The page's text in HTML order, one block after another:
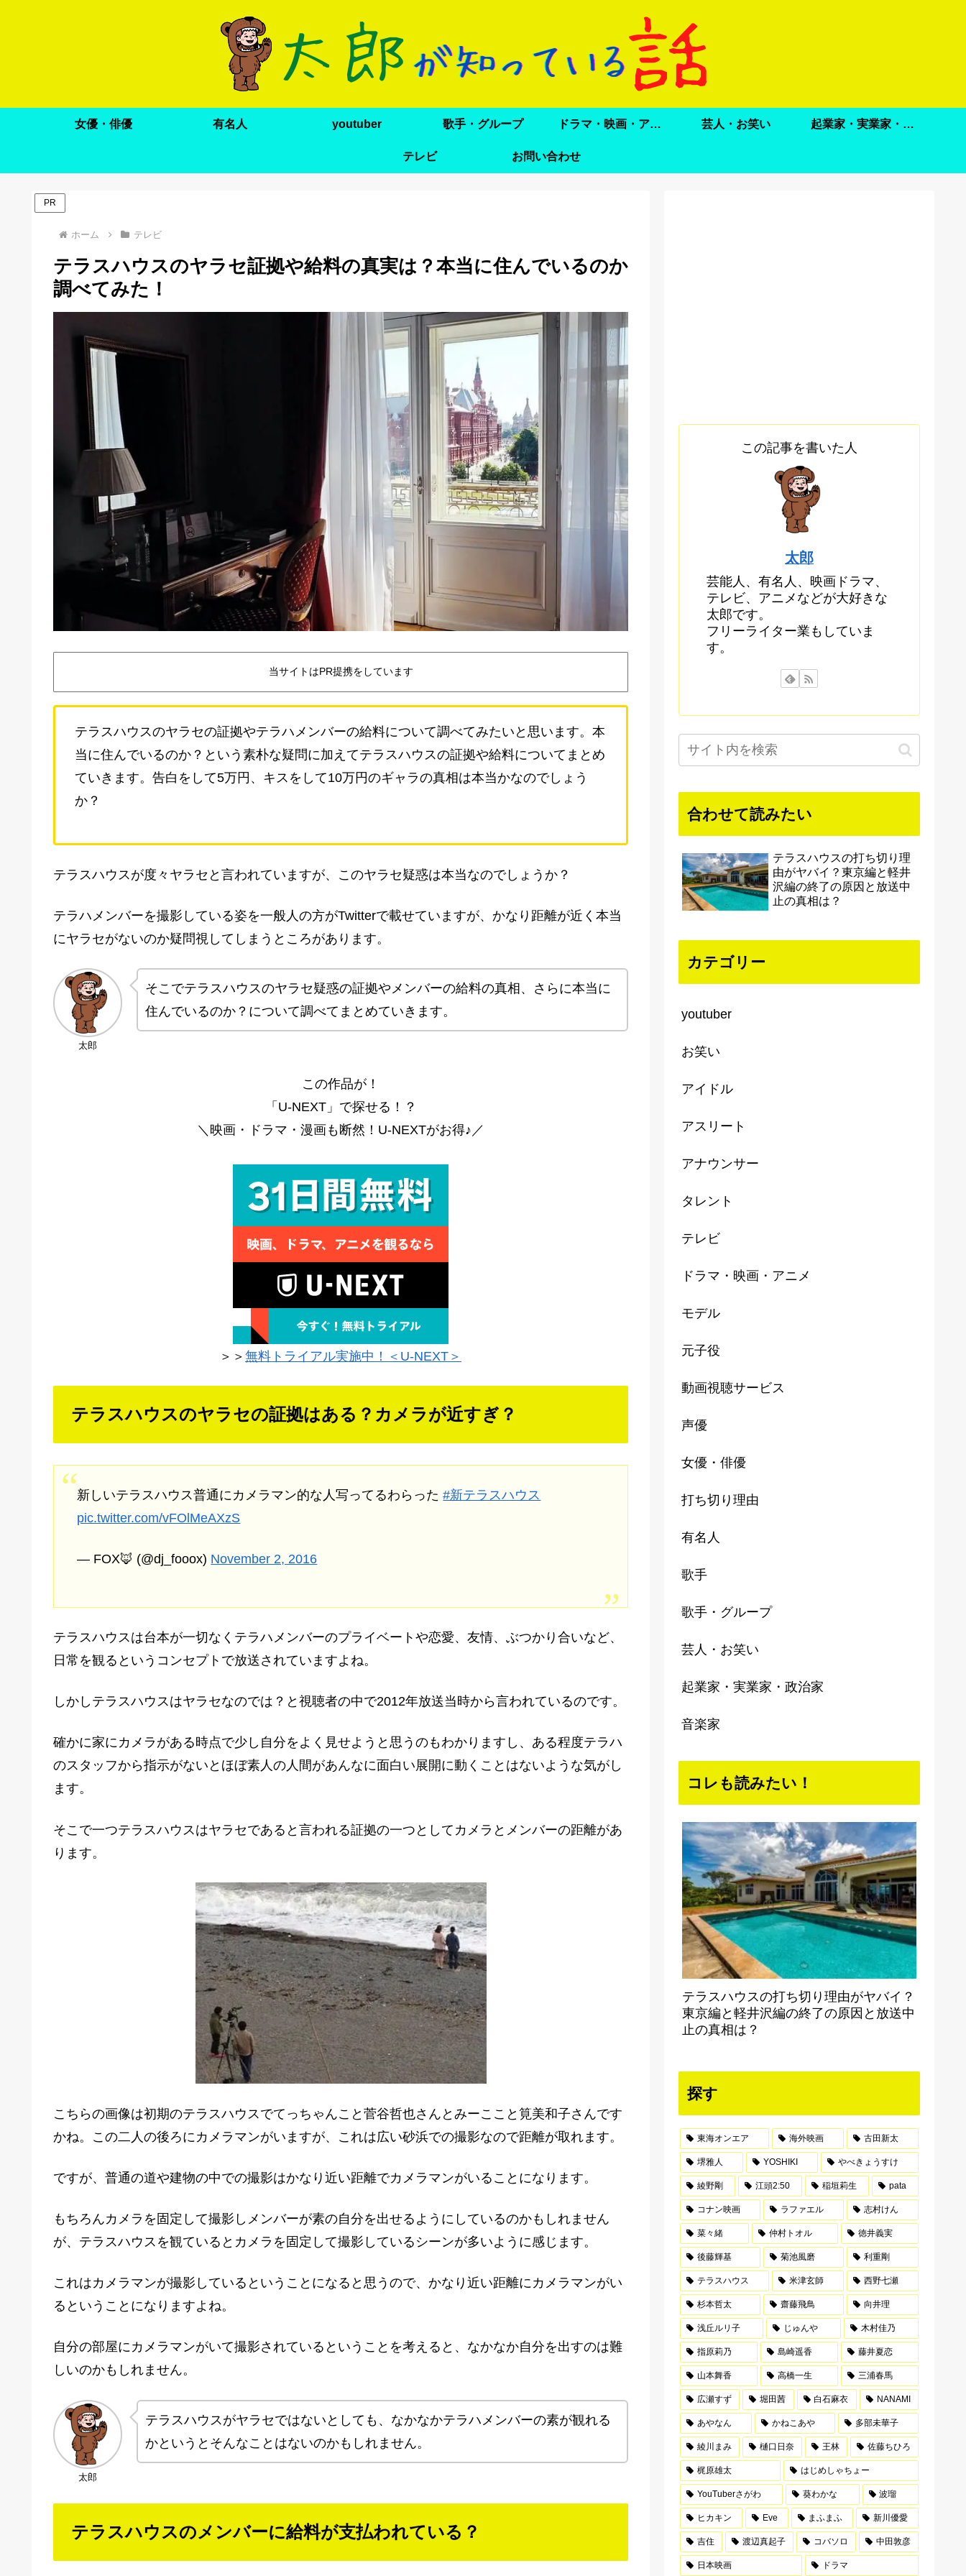
女優・俳優 有名人 youtuber 歌手・グループ ドラマ・映画・アニメ 芸人・お笑い 起業家・実業家・政治家
テレビ お問い合わせ
PR
ホーム テレビ
テラスハウスのヤラセ証拠や給料の真実は？本当に住んでいるのか
調べてみた！
当サイトはPR提携をしています
テラスハウスのヤラセの証拠やテラハメンバーの給料について調べてみたいと思います。本
当に住んでいるのか？という素朴な疑問に加えてテラスハウスの証拠や給料についてまとめ
ていきます。告白をして5万円、キスをして10万円のギャラの真相は本当かなのでしょう
か？
テラスハウスが度々ヤラセと言われていますが、このヤラセ疑惑は本当なのでしょうか？
テラハメンバーを撮影している姿を一般人の方がTwitterで載せていますが、かなり距離が近く本当
にヤラセがないのか疑問視してしまうところがあります。
太郎
そこでテラスハウスのヤラセ疑惑の証拠やメンバーの給料の真相、さらに本当に
住んでいるのか？について調べてまとめていきます。
この作品が！
「U-NEXT」で探せる！？
＼映画・ドラマ・漫画も断然！U-NEXTがお得♪／
＞＞ 無料トライアル実施中！＜U-NEXT＞
テラスハウスのヤラセの証拠はある？カメラが近すぎ？
新しいテラスハウス普通にカメラマン的な人写ってるわらった#新テラスハウス
pic.twitter.com/vFOlMeAXzS
— FOX🦊 (@dj_fooox) November 2, 2016
テラスハウスは台本が一切なくテラハメンバーのプライベートや恋愛、友情、ぶつかり合いなど、
日常を観るというコンセプトで放送されていますよね。
しかしテラスハウスはヤラセなのでは？と視聴者の中で2012年放送当時から言われているのです。
確かに家にカメラがある時点で少し自分をよく見せようと思うのもわかりますし、ある程度テラハ
のスタッフから指示がないとほぼ素人の人間があんなに面白い展開に動くことはないような気がし
ます。
そこで一つテラスハウスはヤラセであると言われる証拠の一つとしてカメラとメンバーの距離があ
ります。
こちらの画像は初期のテラスハウスでてっちゃんこと菅谷哲也さんとみーここと筧美和子さんです
かね。この二人の後ろにカメラマンがいますが、これは広い砂浜での撮影なので距離が取れます。
ですが、普通の道や建物の中での撮影はかなり近い距離でカメラマンがいることになります。
もちろんカメラを固定して撮影しメンバーが素の自分を出せるようにしているのかもしれません
が、テラスハウスを観ているとカメラを固定して撮影しているシーンが多いように感じます。
これはカメラマンが撮影しているということになると思うので、かなり近い距離にカメラマンがい
るということになりますよね。
自分の部屋にカメラマンがいて撮影されているということを考えると、なかなか自分を出すのは難
しいのかもしれません。
太郎
テラスハウスがヤラセではないとしても、なかなかテラハメンバーの素が観れる
かというとそんなことはないのかもしれません。
テラスハウスのメンバーに給料が支払われている？
この記事を書いた人
太郎
芸能人、有名人、映画ドラマ、
テレビ、アニメなどが大好きな
太郎です。
フリーライター業もしていま
す。
合わせて読みたい
テラスハウスの打ち切り理
由がヤバイ？東京編と軽井
沢編の終了の原因と放送中
止の真相は？
カテゴリー
youtuber
お笑い
アイドル
アスリート
アナウンサー
タレント
テレビ
ドラマ・映画・アニメ
モデル
元子役
動画視聴サービス
声優
女優・俳優
打ち切り理由
有名人
歌手
歌手・グループ
芸人・お笑い
起業家・実業家・政治家
音楽家
コレも読みたい！
テラスハウスの打ち切り理由がヤバイ？
東京編と軽井沢編の終了の原因と放送中
止の真相は？
探す
東海オンエア 海外映画 古田新太
堺雅人 YOSHIKI やべきょうすけ
綾野剛 江頭2:50 稲垣莉生 pata
コナン映画 ラファエル 志村けん
菜々緒 仲村トオル 徳井義実
後藤輝基 菊池風磨 利重剛
テラスハウス 米津玄師 西野七瀬
杉本哲太 齋藤飛鳥 向井理
浅丘ルリ子 じゅんや 木村佳乃
指原莉乃 島崎遥香 藤井夏恋
山本舞香 高橋一生 三浦春馬
広瀬すず 堀田茜 白石麻衣 NANAMI
あやなん かねこあや 多部未華子
綾川まみ 樋口日奈 王林 佐藤ちひろ
梶原雄太 はじめしゃちょー
YouTuberさがわ 葵わかな 波瑠
ヒカキン Eve まふまふ 新川優愛
吉住 渡辺真起子 コバソロ 中田敦彦
日本映画 ドラマ